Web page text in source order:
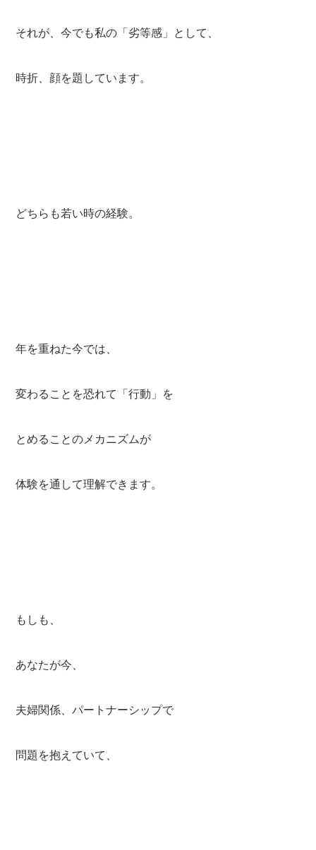
それが、今でも私の「劣等感」として、
時折、顔を題しています。
どちらも若い時の経験。
年を重ねた今では、
変わることを恐れて「行動」を
とめることのメカニズムが
体験を通して理解できます。
もしも、
あなたが今、
夫婦関係、パートナーシップで
問題を抱えていて、